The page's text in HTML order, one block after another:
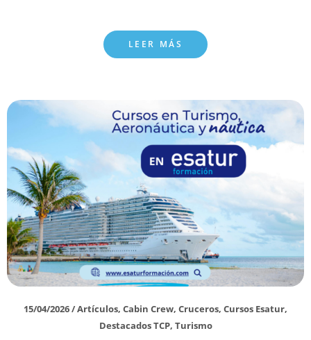
LEER MÁS
15/04/2026/Artículos, Cabin Crew, Cruceros, Cursos Esatur,
Destacados TCP, Turismo